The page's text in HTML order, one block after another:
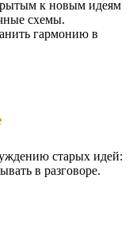
к новым идеям
схемы.
гармонию в
старых идей:
в разговоре.